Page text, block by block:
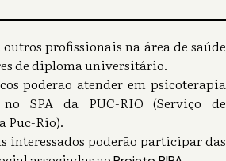
profissionais na área de saúde
de diploma universitário.
poderão atender em psicoterapia
SPA da PUC-RIO (Serviço de
Puc-Rio).
interessados poderão participar das